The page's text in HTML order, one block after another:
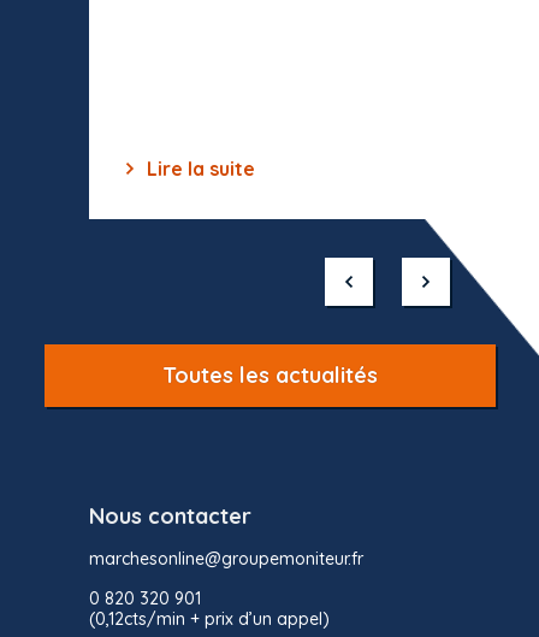
Lire la suite
Toutes les actualités
Nous contacter
marchesonline@groupemoniteur.fr
0 820 320 901
(0,12cts/min + prix d’un appel)